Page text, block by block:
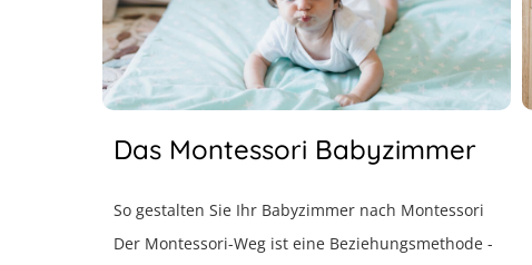
Das Montessori Babyzimmer
So gestalten Sie Ihr Babyzimmer nach Montessori
Der Montessori-Weg ist eine Beziehungsmethode -